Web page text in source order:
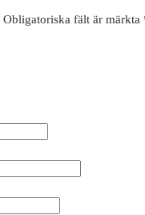
Obligatoriska fält är märkta